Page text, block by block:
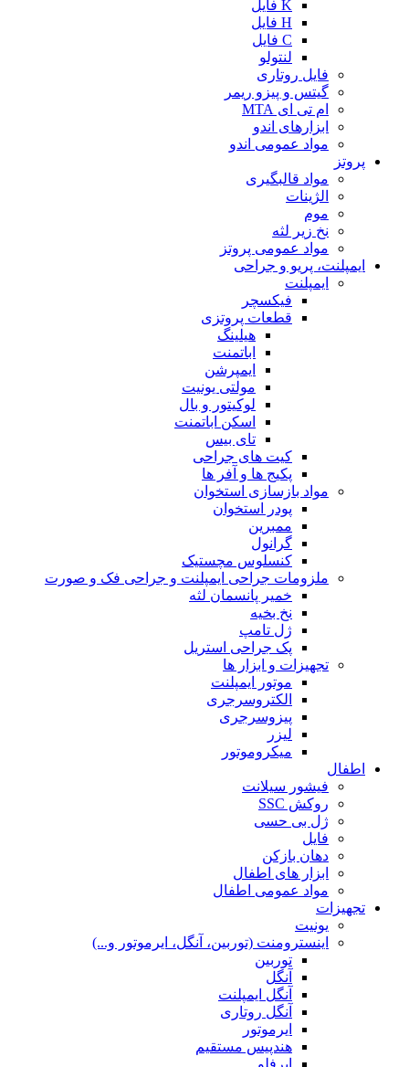
K فایل
H فایل
C فایل
لنتولو
فایل روتاری
گیتس و پیزو ریمر
ام تی ای MTA
ابزارهای اندو
مواد عمومی اندو
پروتز
مواد قالبگیری
الژینات
موم
نخ زیر لثه
مواد عمومی پروتز
ایمپلنت، پریو و جراحی
ایمپلنت
فیکسچر
قطعات پروتزی
هیلینگ
اباتمنت
ایمپرشن
مولتی یونیت
لوکیتور و بال
اسکن اباتمنت
تای بیس
کیت های جراحی
پکیج ها و آفر ها
مواد بازسازی استخوان
پودر استخوان
ممبرین
گرانول
کنسلوس مچستیک
ملزومات جراحی ایمپلنت و جراحی فک و صورت
خمیر پانسمان لثه
نخ بخیه
ژل تامپ
پک جراحی استریل
تجهیزات و ابزار ها
موتور ایمپلنت
الکتروسرجری
پیزوسرجری
لیزر
میکروموتور
اطفال
فیشور سیلانت
روکش SSC
ژل بی حسی
فایل
دهان بازکن
ابزار های اطفال
مواد عمومی اطفال
تجهیزات
یونیت
اینسترومنت (توربین، آنگل، ایرموتور و...)
توربین
آنگل
آنگل ایمپلنت
آنگل روتاری
ایرموتور
هندپیس مستقیم